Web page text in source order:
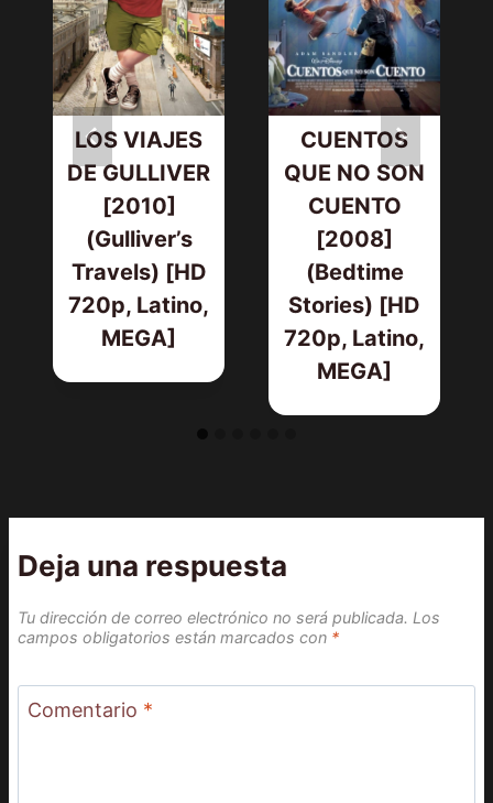
LOS VIAJES
DE GULLIVER
[2010]
(Gulliver’s
Travels) [HD
720p, Latino,
MEGA]
CUENTOS
QUE NO SON
CUENTO
[2008]
(Bedtime
Stories) [HD
720p, Latino,
MEGA]
Deja una respuesta
Tu dirección de correo electrónico no será publicada. Los
campos obligatorios están marcados con *
Comentario *